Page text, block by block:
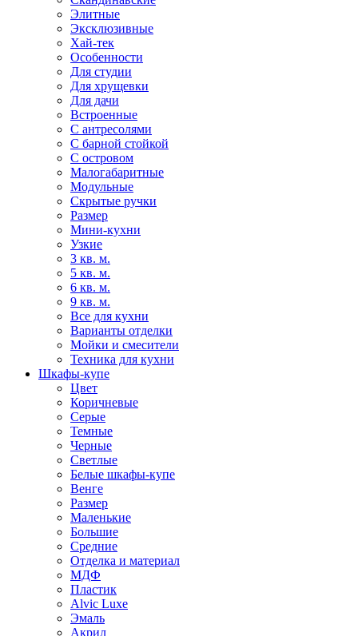
Элитные
Эксклюзивные
Хай-тек
Особенности
Для студии
Для хрущевки
Для дачи
Встроенные
С антресолями
С барной стойкой
С островом
Малогабаритные
Модульные
Скрытые ручки
Размер
Мини-кухни
Узкие
3 кв. м.
5 кв. м.
6 кв. м.
9 кв. м.
Все для кухни
Варианты отделки
Мойки и смесители
Техника для кухни
Шкафы-купе
Цвет
Коричневые
Серые
Темные
Черные
Светлые
Белые шкафы-купе
Венге
Размер
Маленькие
Большие
Средние
Отделка и материал
МДФ
Пластик
Alvic Luxe
Эмаль
Акрил